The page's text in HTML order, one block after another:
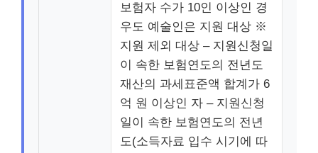
보험자 수가 10인 이상인 경
우도 예술인은 지원 대상 ※
지원 제외 대상 – 지원신청일
이 속한 보험연도의 전년도
재산의 과세표준액 합계가 6
억 원 이상인 자 – 지원신청
일이 속한 보험연도의 전년
도(소득자료 입수 시기에 따